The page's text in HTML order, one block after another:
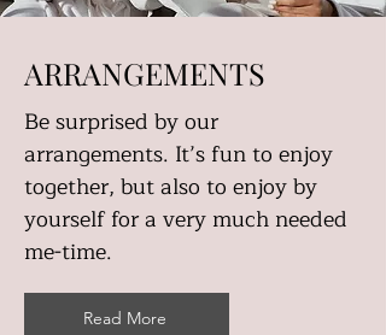
ARRANGEMENTS
Be surprised by our
arrangements. It’s fun to enjoy
together, but also to enjoy by
yourself for a very much needed
me-time.
Read More